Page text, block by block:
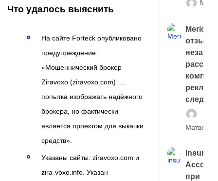
Что удалось выяснить
На сайте Forteck опубликовано
предупреждение:
«Мошеннический брокер
Ziravoxo (ziravoxo.com) …
попытка изображать надёжного
брокера, но фактически
является проектом для выкачки
средств».
Указаны сайты: ziravoxo.com и
zira‑voxo.info. Указан
следа
Матвей
Account
при